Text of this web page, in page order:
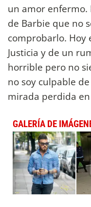
un amor enfermo.
de Barbie que no
comprobarlo. Hoy
Justicia y de un
horrible pero no
no soy culpable
mirada perdida
GALERÍA DE